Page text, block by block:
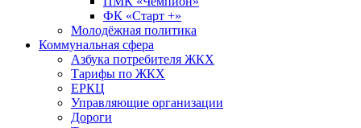
ФК «Старт +»
Молодёжная политика
Коммунальная сфера
Азбука потребителя ЖКХ
Тарифы по ЖКХ
ЕРКЦ
Управляющие организации
Дороги